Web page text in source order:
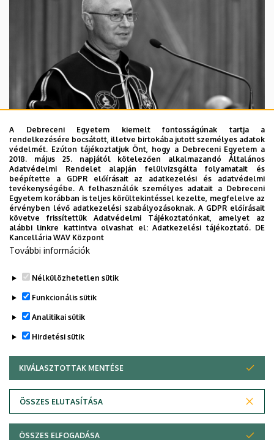
2026. augusztus 5.
Díszdoktorát gyászolja a Debreceni
Egyetem
INTÉZMÉNYI TTK TUDOMÁNY
Adatvédelem
A Debreceni Egyetem kiemelt fontosságúnak tartja a
rendelkezésére bocsátott, illetve birtokába jutott személyes adatok
védelmét. Ezúton tájékoztatjuk Önt, hogy a Debreceni Egyetem a
2018. május 25. napjától kötelezően alkalmazandó Általános
Adatvédelmi Rendelet alapján felülvizsgálta folyamatait és
beépítette a GDPR előírásait az adatkezelési és adatvédelmi
tevékenységébe. A felhasználók személyes adatait a Debreceni
Egyetem korábban is teljes körültekintéssel kezelte, megfelelve az
érvényben lévő adatkezelési szabályozásoknak. A GDPR előírásait
követve frissítettük Adatvédelmi Tájékoztatónkat, amelyet az
alábbi linkre kattintva olvashat el:Adatkezelési tájékoztató. DE
Kancellária WAV Központ
További információk
Nélkülözhetetlen sütik
Funkcionális sütik
Analitikai sütik
Hirdetési sütik
KIVÁLASZTOTTAK MENTÉSE
ÖSSZES ELUTASÍTÁSA
WITHDRAW CONSENT
ÖSSZES ELFOGADÁSA